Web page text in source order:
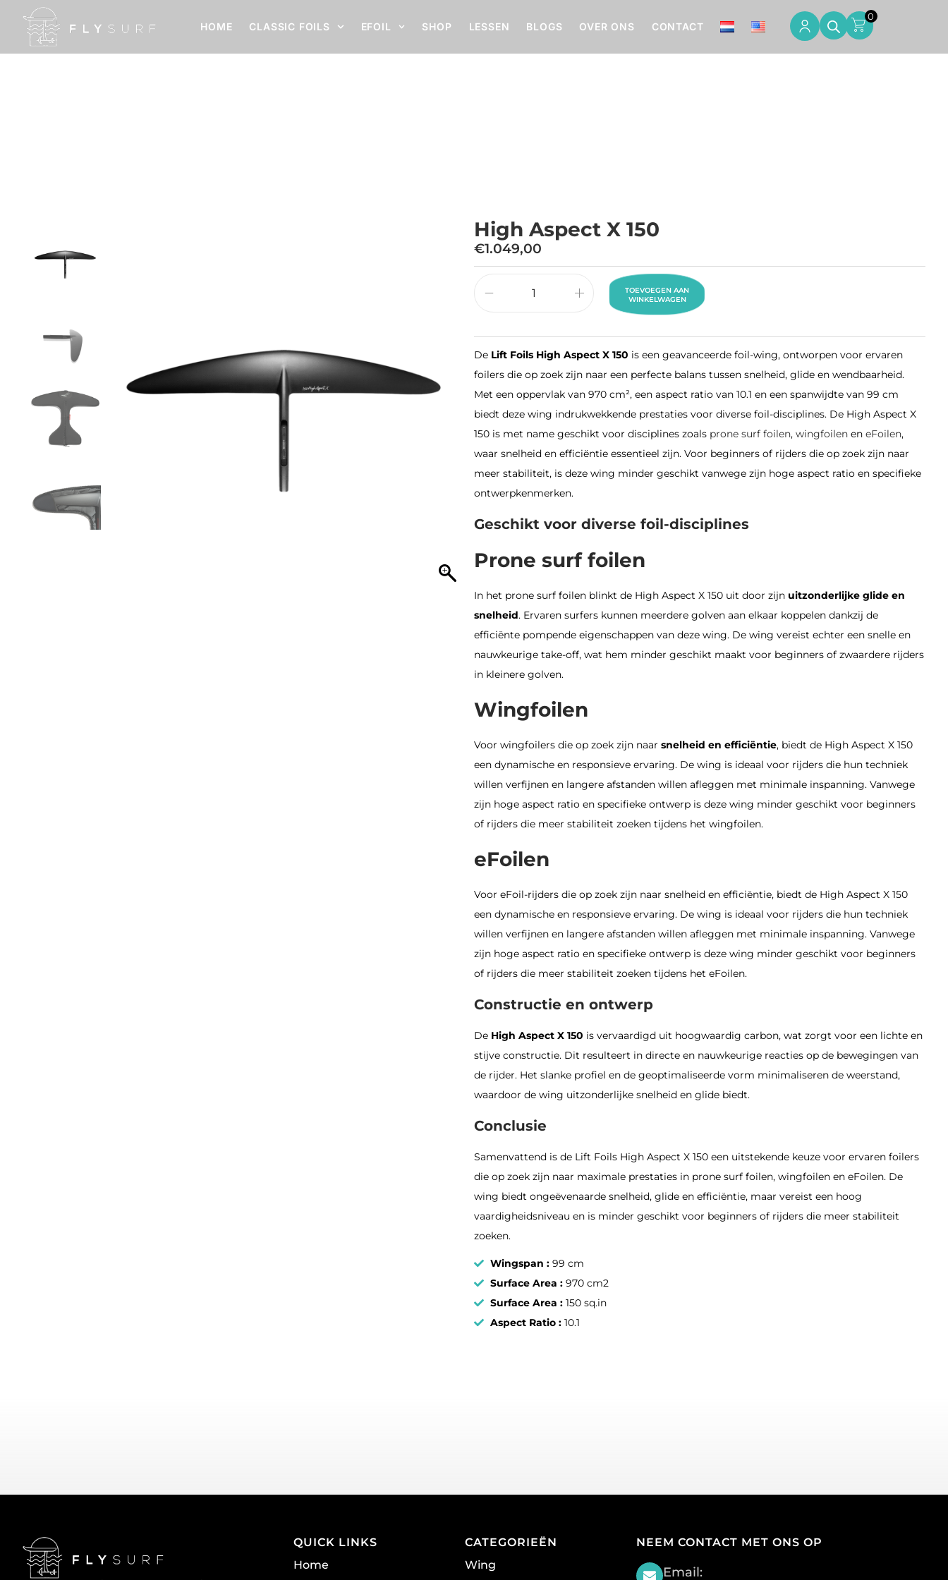
HOME CLASSIC FOILS EFOIL SHOP LESSEN BLOGS OVER ONS CONTACT
0
High Aspect X 150
€1.049,00
TOEVOEGEN AAN
WINKELWAGEN
De Lift Foils High Aspect X 150 is een geavanceerde foil-wing, ontworpen voor ervaren
foilers die op zoek zijn naar een perfecte balans tussen snelheid, glide en wendbaarheid.
Met een oppervlak van 970 cm², een aspect ratio van 10.1 en een spanwijdte van 99 cm
biedt deze wing indrukwekkende prestaties voor diverse foil-disciplines. De High Aspect X
150 is met name geschikt voor disciplines zoals prone surf foilen, wingfoilen en eFoilen,
waar snelheid en efficiëntie essentieel zijn. Voor beginners of rijders die op zoek zijn naar
meer stabiliteit, is deze wing minder geschikt vanwege zijn hoge aspect ratio en specifieke
ontwerpkenmerken.
Geschikt voor diverse foil-disciplines
Prone surf foilen
In het prone surf foilen blinkt de High Aspect X 150 uit door zijn uitzonderlijke glide en
snelheid. Ervaren surfers kunnen meerdere golven aan elkaar koppelen dankzij de
efficiënte pompende eigenschappen van deze wing. De wing vereist echter een snelle en
nauwkeurige take-off, wat hem minder geschikt maakt voor beginners of zwaardere rijders
in kleinere golven.
Wingfoilen
Voor wingfoilers die op zoek zijn naar snelheid en efficiëntie, biedt de High Aspect X 150
een dynamische en responsieve ervaring. De wing is ideaal voor rijders die hun techniek
willen verfijnen en langere afstanden willen afleggen met minimale inspanning. Vanwege
zijn hoge aspect ratio en specifieke ontwerp is deze wing minder geschikt voor beginners
of rijders die meer stabiliteit zoeken tijdens het wingfoilen.​
eFoilen
Voor eFoil-rijders die op zoek zijn naar snelheid en efficiëntie, biedt de High Aspect X 150
een dynamische en responsieve ervaring. De wing is ideaal voor rijders die hun techniek
willen verfijnen en langere afstanden willen afleggen met minimale inspanning. Vanwege
zijn hoge aspect ratio en specifieke ontwerp is deze wing minder geschikt voor beginners
of rijders die meer stabiliteit zoeken tijdens het eFoilen.​
Constructie en ontwerp
De High Aspect X 150 is vervaardigd uit hoogwaardig carbon, wat zorgt voor een lichte en
stijve constructie. Dit resulteert in directe en nauwkeurige reacties op de bewegingen van
de rijder. Het slanke profiel en de geoptimaliseerde vorm minimaliseren de weerstand,
waardoor de wing uitzonderlijke snelheid en glide biedt.
Conclusie
Samenvattend is de Lift Foils High Aspect X 150 een uitstekende keuze voor ervaren foilers
die op zoek zijn naar maximale prestaties in prone surf foilen, wingfoilen en eFoilen. De
wing biedt ongeëvenaarde snelheid, glide en efficiëntie, maar vereist een hoog
vaardigheidsniveau en is minder geschikt voor beginners of rijders die meer stabiliteit
zoeken.
Wingspan : 99 cm
Surface Area : 970 cm2
Surface Area : 150 sq.in
Aspect Ratio : 10.1
QUICK LINKS
Home
CATEGORIEËN
Wing
NEEM CONTACT MET ONS OP
Email: